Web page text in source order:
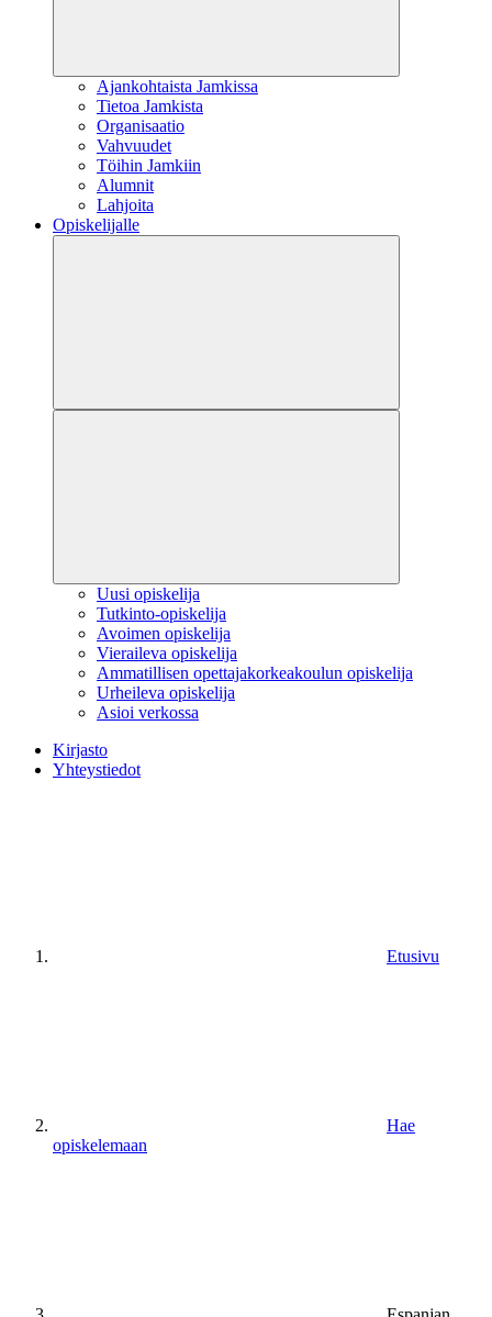
Ajankohtaista Jamkissa
Tietoa Jamkista
Organisaatio
Vahvuudet
Töihin Jamkiin
Alumnit
Lahjoita
Opiskelijalle
Uusi opiskelija
Tutkinto-opiskelija
Avoimen opiskelija
Vieraileva opiskelija
Ammatillisen opettajakorkeakoulun opiskelija
Urheileva opiskelija
Asioi verkossa
Kirjasto
Yhteystiedot
Etusivu
Hae
opiskelemaan